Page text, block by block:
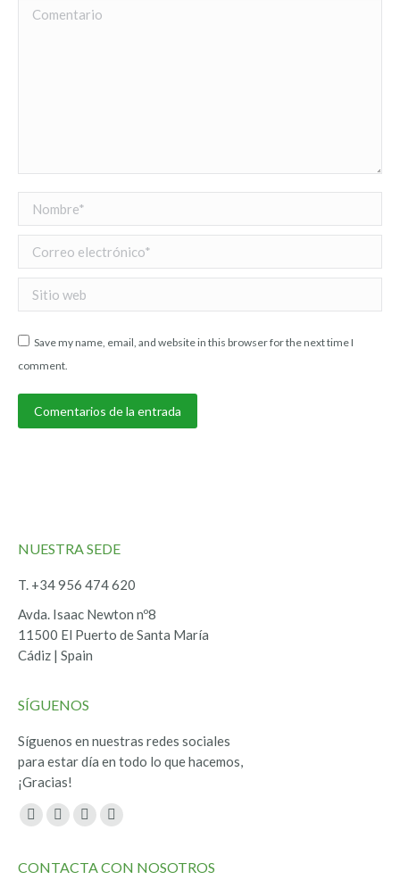
Comentario
Nombre *
Correo electrónico *
Sitio web
Save my name, email, and website in this browser for the next time I
comment.
Comentarios de la entrada
NUESTRA SEDE
T. +34 956 474 620
Avda. Isaac Newton nº8
11500 El Puerto de Santa María
Cádiz | Spain
SÍGUENOS
Síguenos en nuestras redes sociales
para estar día en todo lo que hacemos,
¡Gracias!
Encuéntranos en:
Facebook
opens
Twitter
opens
YouTube
opens
Instagram
opens
CONTACTA CON NOSOTROS